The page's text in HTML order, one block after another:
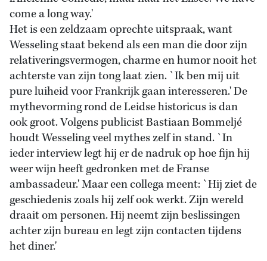
come a long way.'
Het is een zeldzaam oprechte uitspraak, want
Wesseling staat bekend als een man die door zijn
relativeringsvermogen, charme en humor nooit het
achterste van zijn tong laat zien. `Ik ben mij uit
pure luiheid voor Frankrijk gaan interesseren.' De
mythevorming rond de Leidse historicus is dan
ook groot. Volgens publicist Bastiaan Bommeljé
houdt Wesseling veel mythes zelf in stand. `In
ieder interview legt hij er de nadruk op hoe fijn hij
weer wijn heeft gedronken met de Franse
ambassadeur.' Maar een collega meent: `Hij ziet de
geschiedenis zoals hij zelf ook werkt. Zijn wereld
draait om personen. Hij neemt zijn beslissingen
achter zijn bureau en legt zijn contacten tijdens
het diner.'